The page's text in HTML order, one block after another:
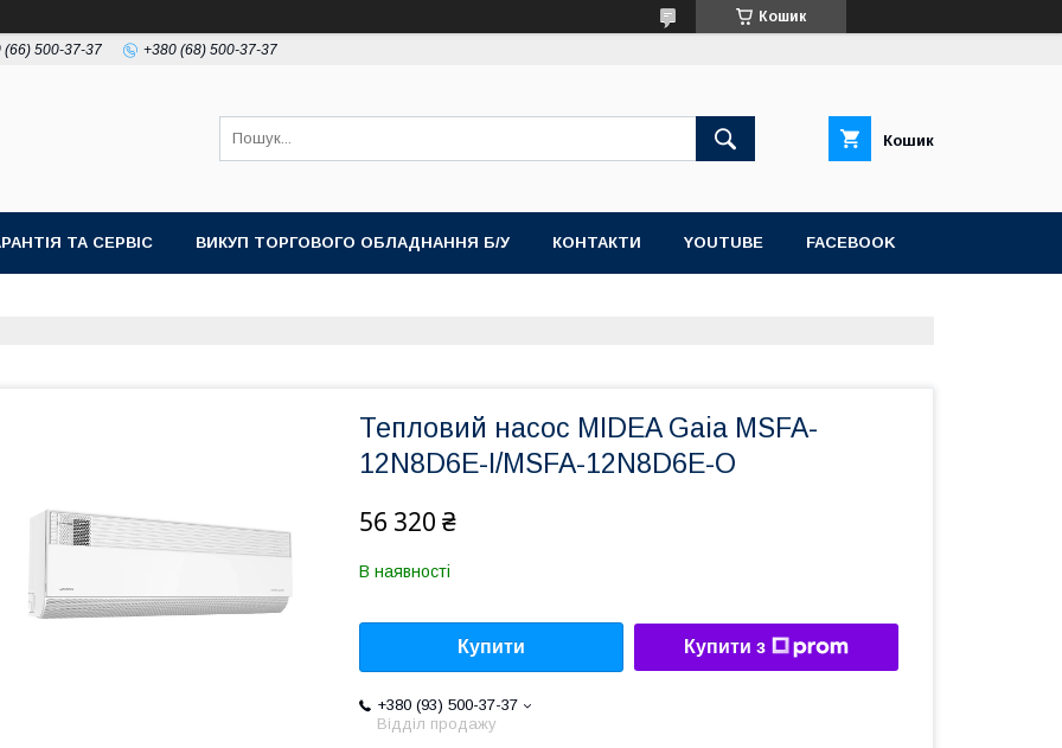
Кошик
(66) 500-37-37 +380 (68) 500-37-37
Кошик
ТА СЕРВІС ВИКУП ТОРГОВОГО ОБЛАДНАННЯ Б/У КОНТАКТИ YOUTUBE FACEBOOK
Тепловий насос MIDEA Gaia MSFA-
12N8D6E-I/MSFA-12N8D6E-O
56 320 ₴
В наявності
Купити Купити з
+380 (93) 500-37-37
Відділ продажу